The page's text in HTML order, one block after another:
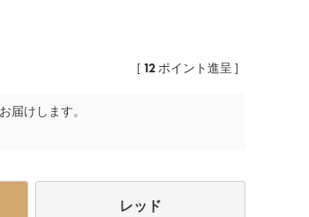
[ 12ポイント進呈 ]
届けします。
レッド